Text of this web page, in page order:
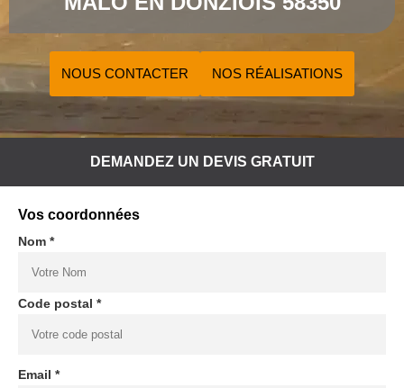
NOUS CONTACTER NOS RÉALISATIONS
DEMANDEZ UN DEVIS GRATUIT
Vos coordonnées
Nom *
Code postal *
Email *